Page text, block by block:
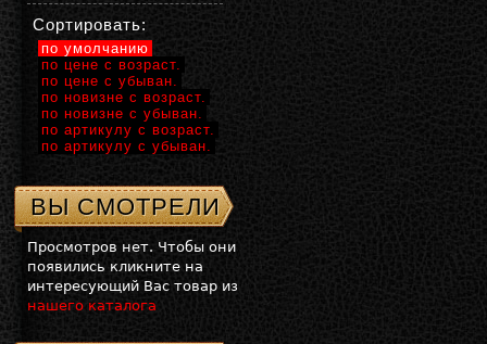
Сортировать:
по умолчанию
по цене с возраст.
по цене с убыван.
по новизне с возраст.
по новизне с убыван.
по артикулу с возраст.
по артикулу с убыван.
ВЫ СМОТРЕЛИ
Просмотров нет. Чтобы они
появились кликните на
интересующий Вас товар из
нашего каталога